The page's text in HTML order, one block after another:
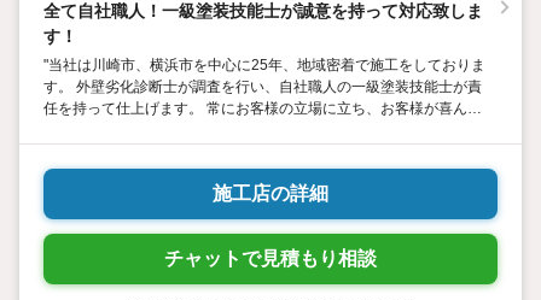
全て自社職人！一級塗装技能士が誠意を持って対応致しま
す！
"当社は川崎市、横浜市を中心に25年、地域密着で施工をしておりま
す。 外壁劣化診断士が調査を行い、自社職人の一級塗装技能士が責
任を持って仕上げます。 常にお客様の立場に立ち、お客様が喜んで
施工店の詳細
チャットで見積もり相談